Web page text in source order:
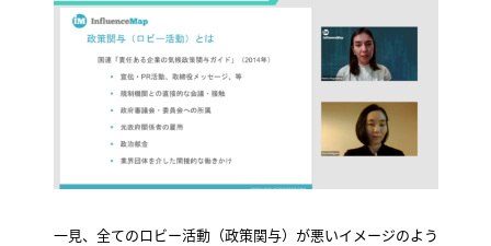
一見、全てのロビー活動（政策関与）が悪いイメージのよう